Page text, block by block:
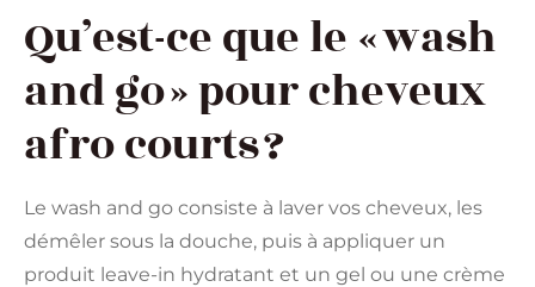
Qu’est-ce que le « wash
and go » pour cheveux
afro courts ?
Le wash and go consiste à laver vos cheveux, les
démêler sous la douche, puis à appliquer un
produit leave-in hydratant et un gel ou une crème